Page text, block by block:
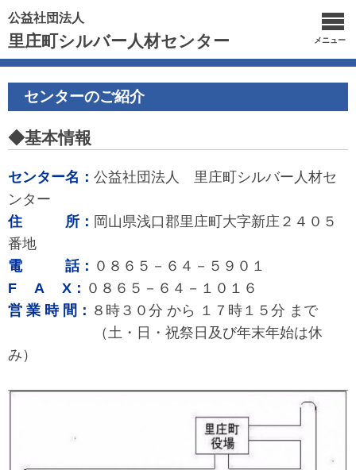
公益社団法人
里庄町シルバー人材センター メニュー
センターのご紹介
◆基本情報
センター名： 公益社団法人 里庄町シルバー人材セ
ンター
住 所： 岡山県浅口郡里庄町大字新庄２４０５
番地
電 話： ０８６５－６４－５９０１
F A X： ０８６５－６４－１０１６
営 業 時 間： ８時３０分 から １７時１５分 まで
（土・日・祝祭日及び年末年始は休
み）